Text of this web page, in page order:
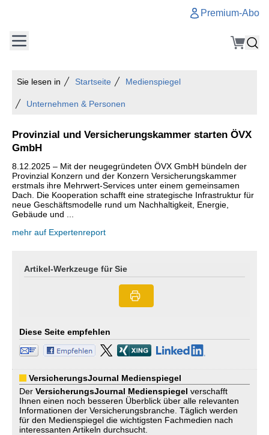
Premium-Abo
Sie lesen in Startseite Medienspiegel
Unternehmen & Personen
Provinzial und Versicherungskammer starten ÖVX
GmbH
8.12.2025 – Mit der neugegründeten ÖVX GmbH bündeln der
Provinzial Konzern und der Konzern Versicherungskammer
erstmals ihre Mehrwert-Services unter einem gemeinsamen
Dach. Die Kooperation schafft eine strategische Infrastruktur für
neue Geschäftsmodelle rund um Nachhaltigkeit, Energie,
Gebäude und ...
mehr auf Expertenreport
Artikel-Werkzeuge für Sie
Diese Seite empfehlen
VersicherungsJournal Medienspiegel
Der VersicherungsJournal Medienspiegel verschafft
Ihnen einen noch besseren Überblick über alle relevanten
Informationen der Versicherungsbranche. Täglich werden
für den Medienspiegel die wichtigsten Fachmedien nach
interessanten Artikeln durchsucht.